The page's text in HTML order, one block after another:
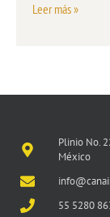
Leer más »
Plinio No.
México
55 5280